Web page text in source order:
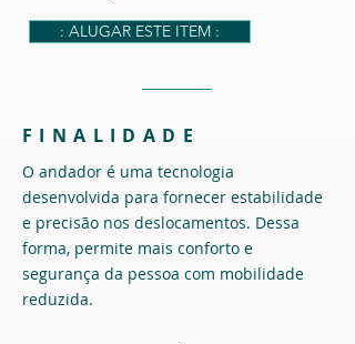
: ALUGAR ESTE ITEM :
FINALIDADE
O andador é uma tecnologia
desenvolvida para fornecer estabilidade
e precisão nos deslocamentos. Dessa
forma, permite mais conforto e
segurança da pessoa com mobilidade
reduzida.